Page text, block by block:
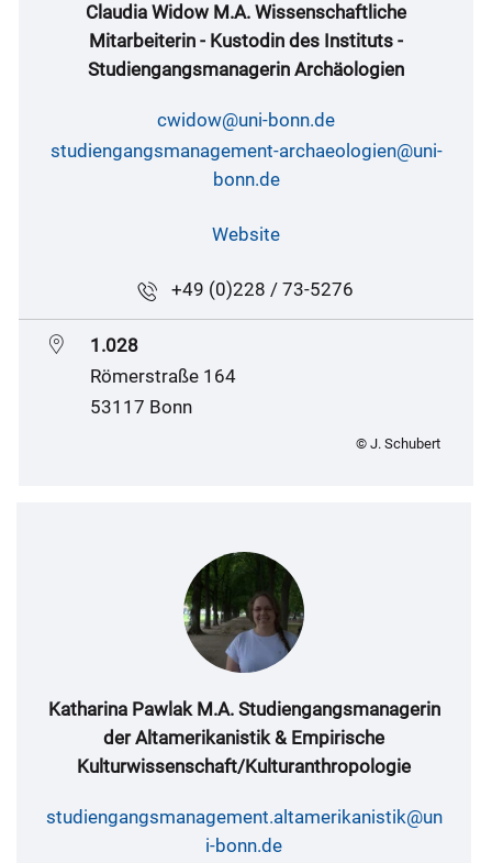
Claudia Widow M.A. Wissenschaftliche
Mitarbeiterin - Kustodin des Instituts -
Studiengangsmanagerin Archäologien
cwidow@uni-bonn.de
studiengangsmanagement-archaeologien@uni-
bonn.de
Website
+49 (0)228 / 73-5276
1.028
Römerstraße 164
53117 Bonn
© J. Schubert
Katharina Pawlak M.A. Studiengangsmanagerin
der Altamerikanistik & Empirische
Kulturwissenschaft/Kulturanthropologie
studiengangsmanagement.altamerikanistik@un
i-bonn.de